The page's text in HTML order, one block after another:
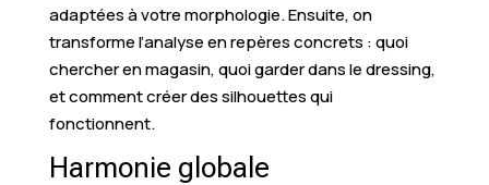
adaptées à votre morphologie. Ensuite, on
transforme l’analyse en repères concrets : quoi
chercher en magasin, quoi garder dans le dressing,
et comment créer des silhouettes qui
fonctionnent.
Harmonie globale